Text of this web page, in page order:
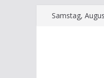
ZumSamstag,